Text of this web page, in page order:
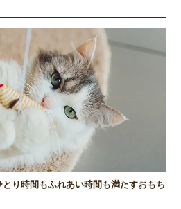
り時間もふれあい時間も満たすおもち